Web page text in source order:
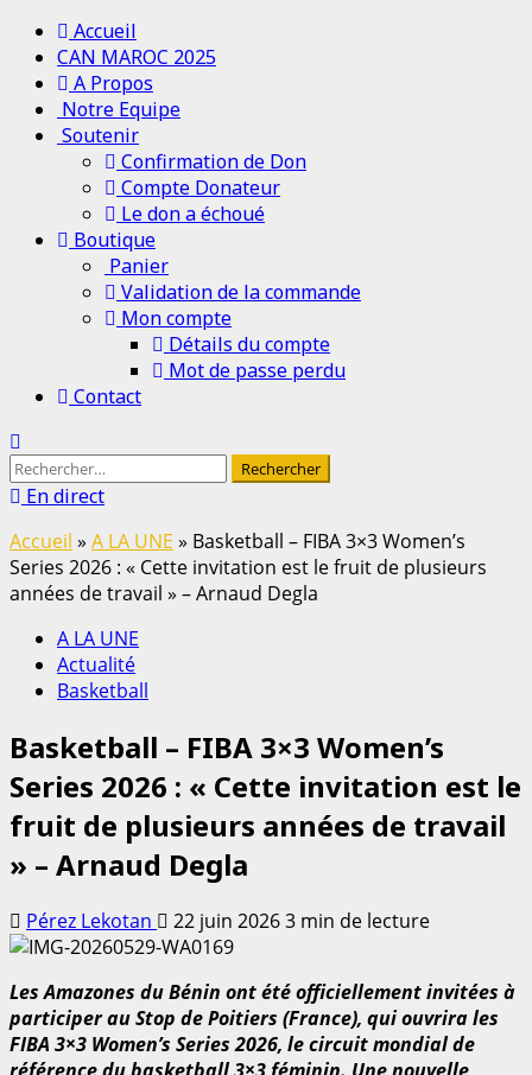
Menu
principal
Accueil
CAN MAROC 2025
A Propos
Notre Equipe
Soutenir
Confirmation de Don
Compte Donateur
Le don a échoué
Boutique
Panier
Validation de la commande
Mon compte
Détails du compte
Mot de passe perdu
Contact
Rechercher :
En direct
Accueil » A LA UNE » Basketball – FIBA 3×3 Women’s
Series 2026 : « Cette invitation est le fruit de plusieurs
années de travail » – Arnaud Degla
A LA UNE
Actualité
Basketball
Basketball – FIBA 3×3 Women’s
Series 2026 : « Cette invitation est le
fruit de plusieurs années de travail
» – Arnaud Degla
Pérez Lekotan 22 juin 20263 min de lecture
Les Amazones du Bénin ont été officiellement invitées à
participer au Stop de Poitiers (France), qui ouvrira les
FIBA 3×3 Women’s Series 2026, le circuit mondial de
référence du basketball 3×3 féminin. Une nouvelle